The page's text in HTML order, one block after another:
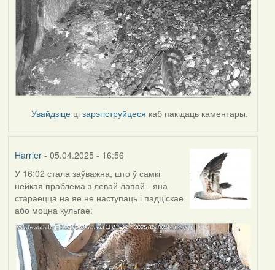
Увайдзіце цізарэгіструйцеся каб пакідаць каментары.
Harrier- 05.04.2025 - 16:56
У 16:02 стала заўважна, што ў самкі
нейкая праблема з левай лапай - яна
стараецца на яе не наступаць і падціскае
або моцна кульгае: